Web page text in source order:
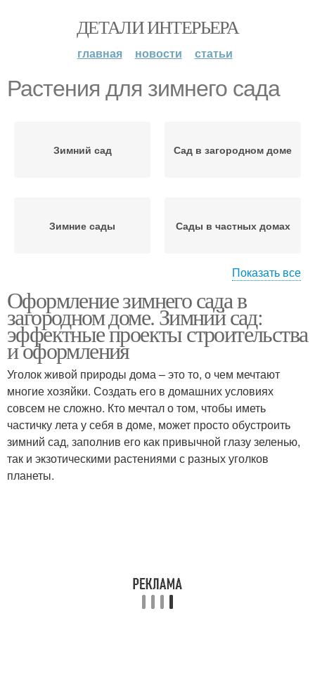
ДЕТАЛИ ИНТЕРЬЕРА
главная новости статьи
Растения для зимнего сада
Зимний сад Сад в загородном доме
Зимние сады Сады в частных домах
Сад на веранде
Показать все
Оформление зимнего сада в
загородном доме. Зимний сад:
эффектные проекты строительства
и оформления
Уголок живой природы дома – это то, о чем мечтают
многие хозяйки. Создать его в домашних условиях
совсем не сложно. Кто мечтал о том, чтобы иметь
частичку лета у себя в доме, может просто обустроить
зимний сад, заполнив его как привычной глазу зеленью,
так и экзотическими растениями с разных уголков
планеты.